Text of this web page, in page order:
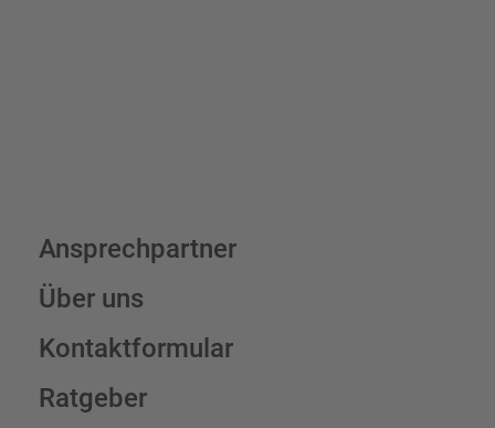
Ansprechpartner
Über uns
Kontaktformular
Ratgeber